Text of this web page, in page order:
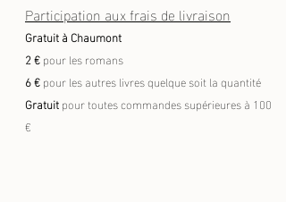
Participation aux frais de livraison
Gratuit à Chaumont
2 €pour les romans
6 €pour les autres livres quelque soit la quantité
Gratuitpour toutes commandes supérieures à 100
€